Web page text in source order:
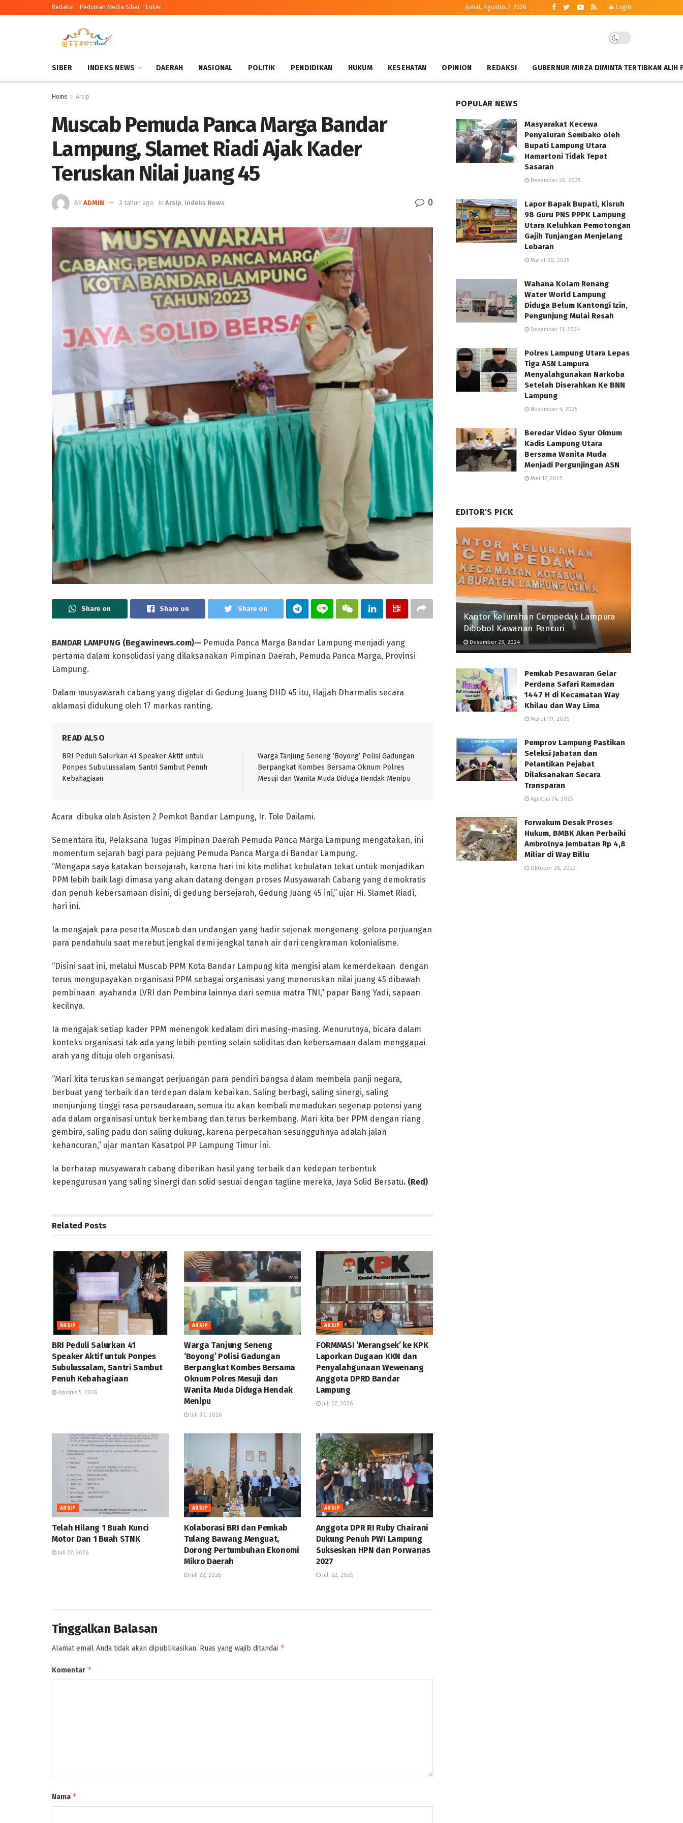
Redaksi Pedoman Media Siber Loker Jumat, Agustus 7, 2026 Login
SIBER INDEKS NEWS DAERAH NASIONAL POLITIK PENDIDIKAN HUKUM KESEHATAN OPINION REDAKSI GUBERNUR MIRZA DIMINTA TERTIBKAN ALIH
Home Arsip
Muscab Pemuda Panca Marga Bandar
Lampung, Slamet Riadi Ajak Kader
Teruskan Nilai Juang 45
BY ADMIN 3 tahun ago in Arsip, Indeks News 0
Share on Share on Share on
BANDAR LAMPUNG (Begawinews.com)— Pemuda Panca Marga Bandar Lampung menjadi yang
pertama dalam konsolidasi yang dilaksanakan Pimpinan Daerah, Pemuda Panca Marga, Provinsi
Lampung.
Dalam musyawarah cabang yang digelar di Gedung Juang DHD 45 itu, Hajjah Dharmalis secara
aklamasi didukung oleh 17 markas ranting.
READ ALSO
BRI Peduli Salurkan 41 Speaker Aktif untuk
Ponpes Subulussalam, Santri Sambut Penuh
Kebahagiaan
Warga Tanjung Seneng ‘Boyong’ Polisi Gadungan
Berpangkat Kombes Bersama Oknum Polres
Mesuji dan Wanita Muda Diduga Hendak Menipu
Acara dibuka oleh Asisten 2 Pemkot Bandar Lampung, Ir. Tole Dailami.
Sementara itu, Pelaksana Tugas Pimpinan Daerah Pemuda Panca Marga Lampung mengatakan, ini
momentum sejarah bagi para pejuang Pemuda Panca Marga di Bandar Lampung.
“Mengapa saya katakan bersejarah, karena hari ini kita melihat kebulatan tekat untuk menjadikan
PPM lebih baik lagi dimasa yang akan datang dengan proses Musyawarah Cabang yang demokratis
dan penuh kebersamaan disini, di gedung bersejarah, Gedung Juang 45 ini,” ujar Hi. Slamet Riadi,
hari ini.
Ia mengajak para peserta Muscab dan undangan yang hadir sejenak mengenang gelora perjuangan
para pendahulu saat merebut jengkal demi jengkal tanah air dari cengkraman kolonialisme.
“Disini saat ini, melalui Muscab PPM Kota Bandar Lampung kita mengisi alam kemerdekaan dengan
terus mengupayakan organisasi PPM sebagai organisasi yang meneruskan nilai juang 45 dibawah
pembinaan ayahanda LVRI dan Pembina lainnya dari semua matra TNI,” papar Bang Yadi, sapaan
kecilnya.
Ia mengajak setiap kader PPM menengok kedalam diri masing-masing. Menurutnya, bicara dalam
konteks organisasi tak ada yang lebih penting selain soliditas dan kebersamaan dalam menggapai
arah yang dituju oleh organisasi.
“Mari kita teruskan semangat perjuangan para pendiri bangsa dalam membela panji negara,
berbuat yang terbaik dan terdepan dalam kebaikan. Saling berbagi, saling sinergi, saling
menjunjung tinggi rasa persaudaraan, semua itu akan kembali memadukan segenap potensi yang
ada dalam organisasi untuk berkembang dan terus berkembang. Mari kita ber PPM dengan riang
gembira, saling padu dan saling dukung, karena perpecahan sesungguhnya adalah jalan
kehancuran,” ujar mantan Kasatpol PP Lampung Timur ini.
Ia berharap musyawarah cabang diberikan hasil yang terbaik dan kedepan terbentuk
kepengurusan yang saling sinergi dan solid sesuai dengan tagline mereka, Jaya Solid Bersatu. (Red)
Related Posts
ARSIP
BRI Peduli Salurkan 41
Speaker Aktif untuk Ponpes
Subulussalam, Santri Sambut
Penuh Kebahagiaan
Agustus 5, 2026
ARSIP
Warga Tanjung Seneng
‘Boyong’ Polisi Gadungan
Berpangkat Kombes Bersama
Oknum Polres Mesuji dan
Wanita Muda Diduga Hendak
Menipu
Juli 30, 2026
ARSIP
FORMMASI ‘Merangsek’ ke KPK
Laporkan Dugaan KKN dan
Penyalahgunaan Wewenang
Anggota DPRD Bandar
Lampung
Juli 27, 2026
ARSIP
Telah Hilang 1 Buah Kunci
Motor Dan 1 Buah STNK
Juli 27, 2026
ARSIP
Kolaborasi BRI dan Pemkab
Tulang Bawang Menguat,
Dorong Pertumbuhan Ekonomi
Mikro Daerah
Juli 22, 2026
ARSIP
Anggota DPR RI Ruby Chairani
Dukung Penuh PWI Lampung
Sukseskan HPN dan Porwanas
2027
Juli 22, 2026
Tinggalkan Balasan
Alamat email Anda tidak akan dipublikasikan. Ruas yang wajib ditandai *
Komentar *
Nama *
POPULAR NEWS
Masyarakat Kecewa
Penyaluran Sembako oleh
Bupati Lampung Utara
Hamartoni Tidak Tepat
Sasaran
Desember 26, 2025
Lapor Bapak Bupati, Kisruh
98 Guru PNS PPPK Lampung
Utara Keluhkan Pemotongan
Gajih Tunjangan Menjelang
Lebaran
Maret 30, 2025
Wahana Kolam Renang
Water World Lampung
Diduga Belum Kantongi Izin,
Pengunjung Mulai Resah
Desember 11, 2024
Polres Lampung Utara Lepas
Tiga ASN Lampura
Menyalahgunakan Narkoba
Setelah Diserahkan Ke BNN
Lampung
November 4, 2025
Beredar Video Syur Oknum
Kadis Lampung Utara
Bersama Wanita Muda
Menjadi Pergunjingan ASN
Mei 17, 2025
EDITOR'S PICK
Kantor Kelurahan Cempedak Lampura
Dibobol Kawanan Pencuri
Desember 23, 2024
Pemkab Pesawaran Gelar
Perdana Safari Ramadan
1447 H di Kecamatan Way
Khilau dan Way Lima
Maret 19, 2026
Pemprov Lampung Pastikan
Seleksi Jabatan dan
Pelantikan Pejabat
Dilaksanakan Secara
Transparan
Agustus 24, 2025
Forwakum Desak Proses
Hukum, BMBK Akan Perbaiki
Ambrolnya Jembatan Rp 4,8
Miliar di Way Billu
Oktober 26, 2022